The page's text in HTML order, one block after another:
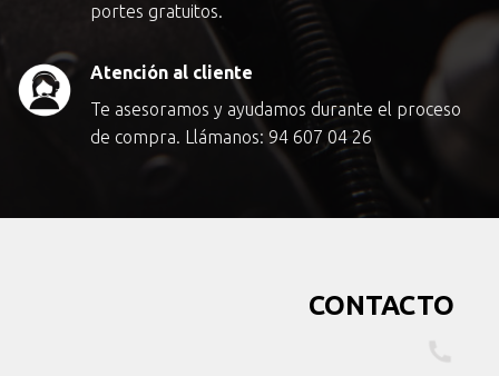
portes gratuitos.
Atención al cliente
Te asesoramos y ayudamos durante el proceso
de compra. Llámanos: 94 607 04 26
CONTACTO